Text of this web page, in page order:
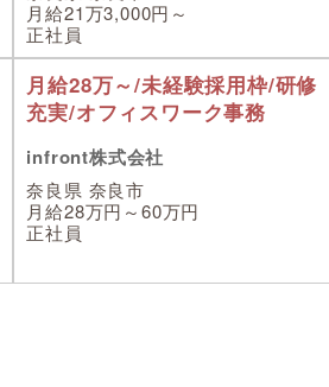
月給21万3,000円～
正社員
月給28万～/未経験採用枠/研修
充実/オフィスワーク事務
infront株式会社
奈良県 奈良市
月給28万円～60万円
正社員